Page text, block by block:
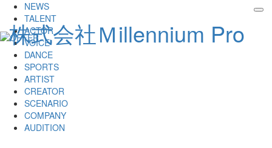
株式会社Ｍillennium Pro
NEWS
TALENT
ACTOR
VOICE
DANCE
SPORTS
ARTIST
CREATOR
SCENARIO
COMPANY
AUDITION